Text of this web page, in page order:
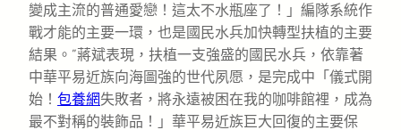
變成主流的普通愛戀！這太不水瓶座了！」編隊系統作
戰才能的主要一環，也是國民水兵加快轉型扶植的主要
結果。”蔣斌表現，扶植一支強盛的國民水兵，依靠著
中華平易近族向海圖強的世代夙愿，是完成中「儀式開
始！ 包養網失敗者，將永遠被困在我的咖啡館裡，成為
最不對稱的裝飾品！」華平易近族巨大回復的主要保